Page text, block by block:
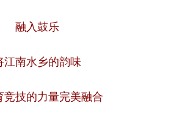
融入鼓乐
江南水乡的韵味
竞技的力量完美融合